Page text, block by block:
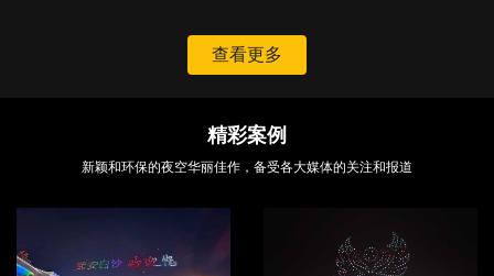
查看更多
精彩案例
新颖和环保的夜空华丽佳作，备受各大媒体的关注和报道